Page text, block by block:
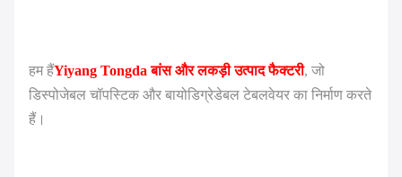
हम हैंYiyang Tongda बांस और लकड़ी उत्पाद फैक्टरी, जो
डिस्पोजेबल चॉपस्टिक और बायोडिग्रेडेबल टेबलवेयर का निर्माण करते
हैं।